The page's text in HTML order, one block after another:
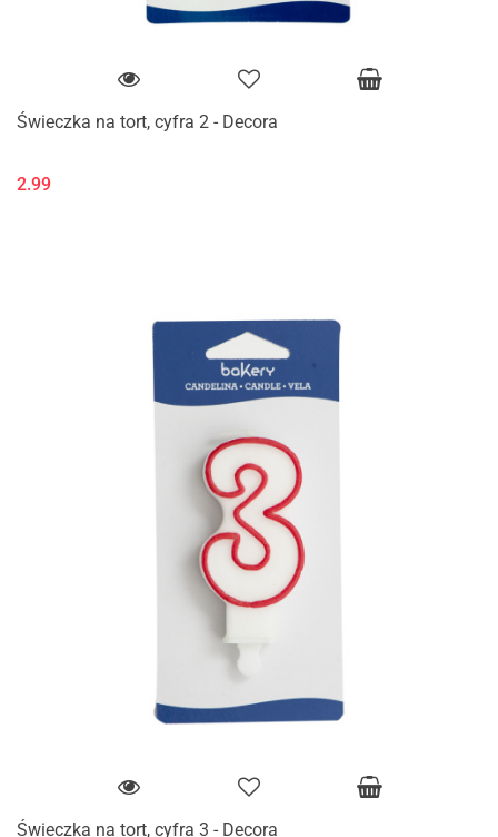
Świeczka na tort, cyfra 2 - Decora
2.99
Świeczka na tort, cyfra 3 - Decora